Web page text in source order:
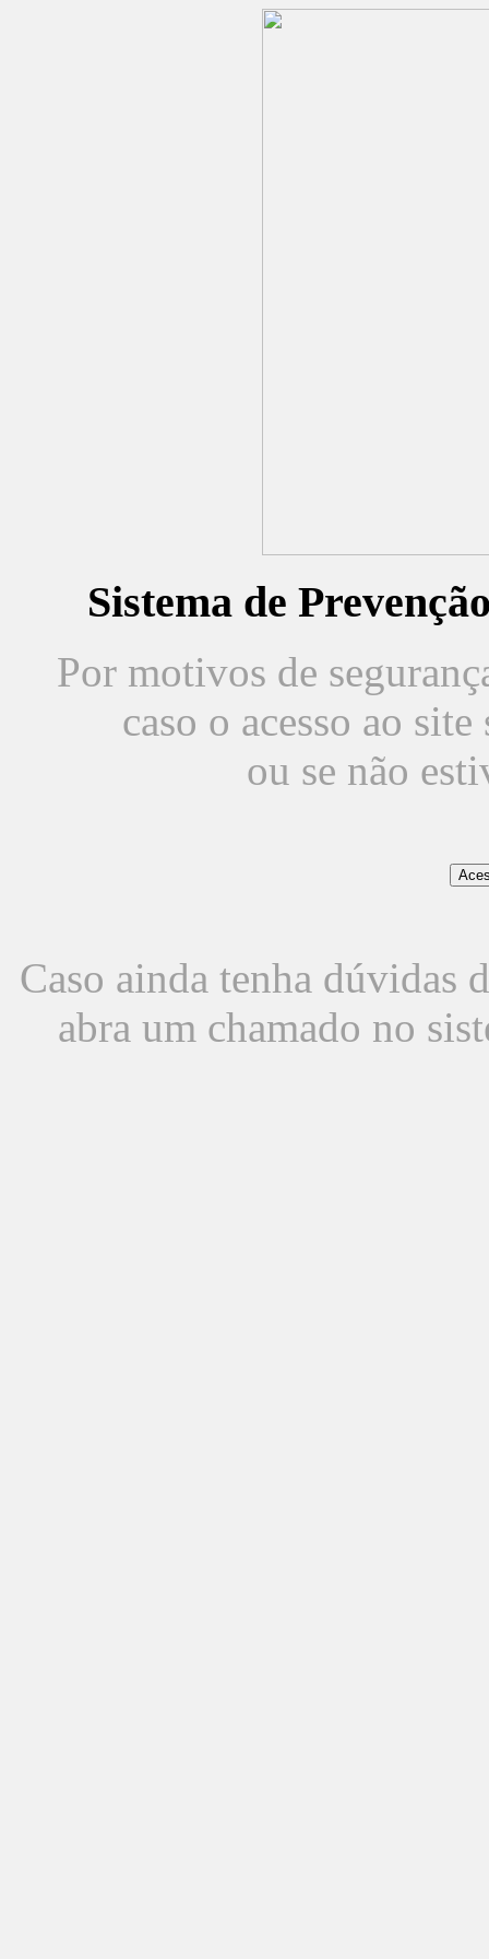
Sistema de
Por motivos de
caso o acesso ao
ou se não
Caso ainda tenha dúvidas
abra um chamado no